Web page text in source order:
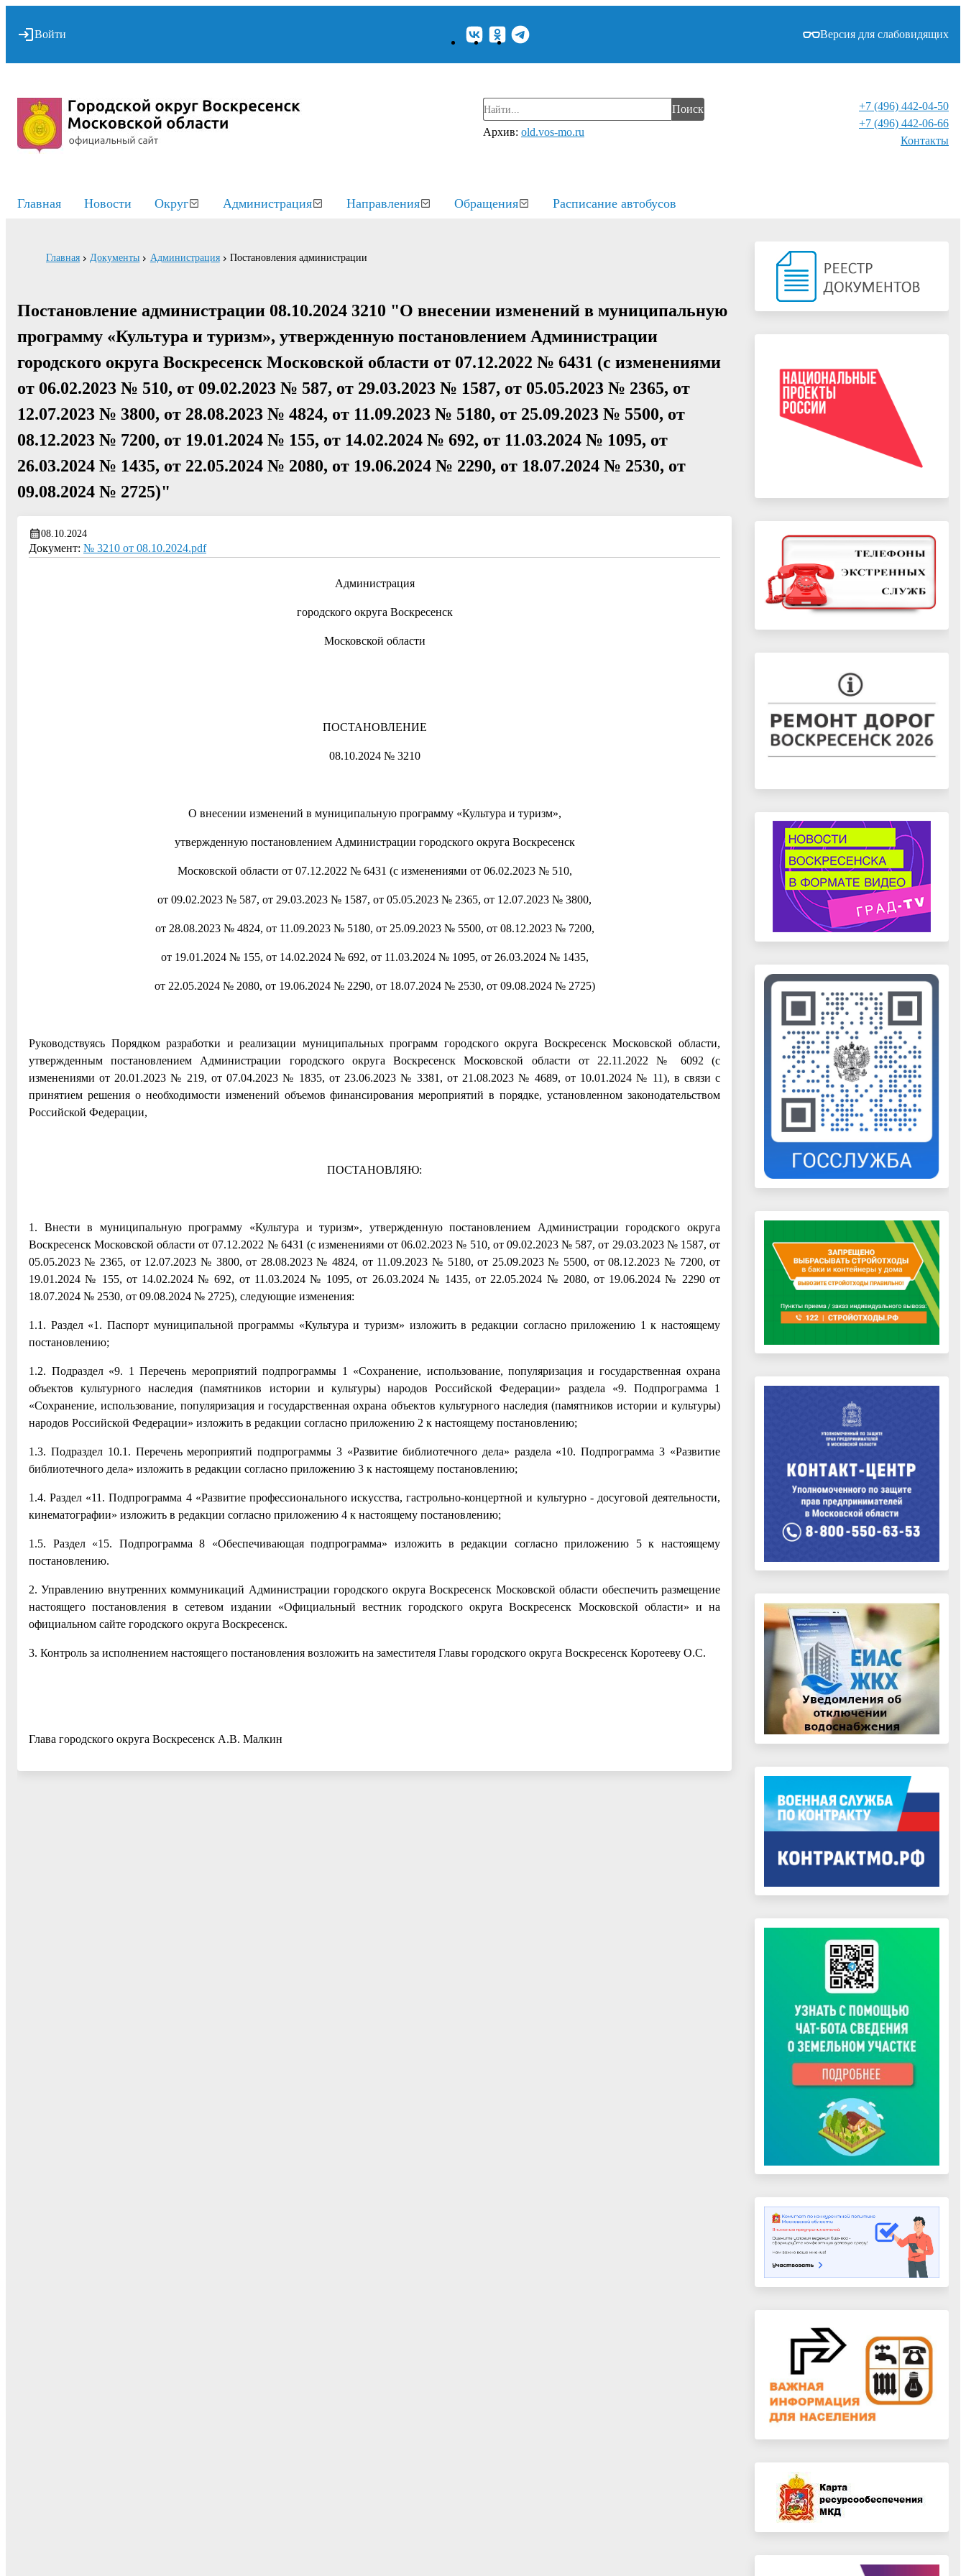
Войти Версия для слабовидящих
Поиск
Архив: old.vos-mo.ru
+7 (496) 442-04-50
+7 (496) 442-06-66
Контакты⁠
Главная Новости Округ Администрация Направления Обращения Расписание автобусов
Главная Документы Администрация Постановления администрации
Постановление администрации 08.10.2024 3210 "О внесении изменений в муниципальную
программу «Культура и туризм», утвержденную постановлением Администрации
городского округа Воскресенск Московской области от 07.12.2022 № 6431 (с изменениями
от 06.02.2023 № 510, от 09.02.2023 № 587, от 29.03.2023 № 1587, от 05.05.2023 № 2365, от
12.07.2023 № 3800, от 28.08.2023 № 4824, от 11.09.2023 № 5180, от 25.09.2023 № 5500, от
08.12.2023 № 7200, от 19.01.2024 № 155, от 14.02.2024 № 692, от 11.03.2024 № 1095, от
26.03.2024 № 1435, от 22.05.2024 № 2080, от 19.06.2024 № 2290, от 18.07.2024 № 2530, от
09.08.2024 № 2725)"
08.10.2024
Документ: № 3210 от 08.10.2024.pdf
Администрация
городского округа Воскресенск
Московской области
ПОСТАНОВЛЕНИЕ
08.10.2024 № 3210
О внесении изменений в муниципальную программу «Культура и туризм»,
утвержденную постановлением Администрации городского округа Воскресенск
Московской области от 07.12.2022 № 6431 (с изменениями от 06.02.2023 № 510,
от 09.02.2023 № 587, от 29.03.2023 № 1587, от 05.05.2023 № 2365, от 12.07.2023 № 3800,
от 28.08.2023 № 4824, от 11.09.2023 № 5180, от 25.09.2023 № 5500, от 08.12.2023 № 7200,
от 19.01.2024 № 155, от 14.02.2024 № 692, от 11.03.2024 № 1095, от 26.03.2024 № 1435,
от 22.05.2024 № 2080, от 19.06.2024 № 2290, от 18.07.2024 № 2530, от 09.08.2024 № 2725)
Руководствуясь Порядком разработки и реализации муниципальных программ городского округа Воскресенск Московской области,
утвержденным постановлением Администрации городского округа Воскресенск Московской области от 22.11.2022 № 6092 (с
изменениями от 20.01.2023 № 219, от 07.04.2023 № 1835, от 23.06.2023 № 3381, от 21.08.2023 № 4689, от 10.01.2024 № 11), в связи с
принятием решения о необходимости изменений объемов финансирования мероприятий в порядке, установленном законодательством
Российской Федерации,
ПОСТАНОВЛЯЮ:
1. Внести в муниципальную программу «Культура и туризм», утвержденную постановлением Администрации городского округа
Воскресенск Московской области от 07.12.2022 № 6431 (с изменениями от 06.02.2023 № 510, от 09.02.2023 № 587, от 29.03.2023 № 1587, от
05.05.2023 № 2365, от 12.07.2023 № 3800, от 28.08.2023 № 4824, от 11.09.2023 № 5180, от 25.09.2023 № 5500, от 08.12.2023 № 7200, от
19.01.2024 № 155, от 14.02.2024 № 692, от 11.03.2024 № 1095, от 26.03.2024 № 1435, от 22.05.2024 № 2080, от 19.06.2024 № 2290 от
18.07.2024 № 2530, от 09.08.2024 № 2725), следующие изменения:
1.1. Раздел «1. Паспорт муниципальной программы «Культура и туризм» изложить в редакции согласно приложению 1 к настоящему
постановлению;
1.2. Подраздел «9. 1 Перечень мероприятий подпрограммы 1 «Сохранение, использование, популяризация и государственная охрана
объектов культурного наследия (памятников истории и культуры) народов Российской Федерации» раздела «9. Подпрограмма 1
«Сохранение, использование, популяризация и государственная охрана объектов культурного наследия (памятников истории и культуры)
народов Российской Федерации» изложить в редакции согласно приложению 2 к настоящему постановлению;
1.3. Подраздел 10.1. Перечень мероприятий подпрограммы 3 «Развитие библиотечного дела» раздела «10. Подпрограмма 3 «Развитие
библиотечного дела» изложить в редакции согласно приложению 3 к настоящему постановлению;
1.4. Раздел «11. Подпрограмма 4 «Развитие профессионального искусства, гастрольно-концертной и культурно - досуговой деятельности,
кинематографии» изложить в редакции согласно приложению 4 к настоящему постановлению;
1.5. Раздел «15. Подпрограмма 8 «Обеспечивающая подпрограмма» изложить в редакции согласно приложению 5 к настоящему
постановлению.
2. Управлению внутренних коммуникаций Администрации городского округа Воскресенск Московской области обеспечить размещение
настоящего постановления в сетевом издании «Официальный вестник городского округа Воскресенск Московской области» и на
официальном сайте городского округа Воскресенск.
3. Контроль за исполнением настоящего постановления возложить на заместителя Главы городского округа Воскресенск Коротееву О.С.
Глава городского округа Воскресенск А.В. Малкин